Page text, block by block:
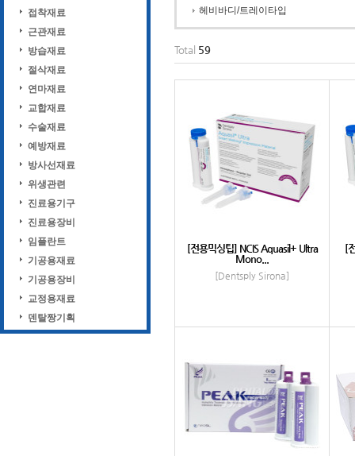
접착재료
근관재료
방습재료
절삭재료
연마재료
교합재료
수술재료
예방재료
방사선재료
위생관련
진료용기구
진료용장비
임플란트
기공용재료
기공용장비
교정용재료
덴탈짱기획
헤비바디/트레이타입
Total 59
[전용믹싱팁] NCIS Aquasil+ Ultra
Mono...
[Dentsply Sirona]
[